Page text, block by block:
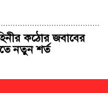
কঠোর জবাবের
নতুন শর্ত